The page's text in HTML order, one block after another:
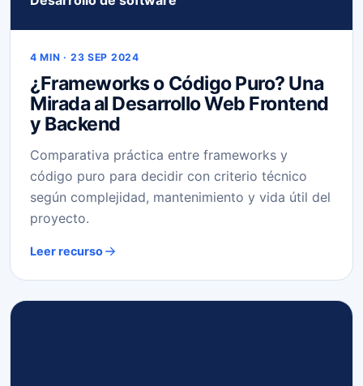
4 MIN · 23 SEP 2024
¿Frameworks o Código Puro? Una
Mirada al Desarrollo Web Frontend
y Backend
Comparativa práctica entre frameworks y
código puro para decidir con criterio técnico
según complejidad, mantenimiento y vida útil del
proyecto.
Leer recurso